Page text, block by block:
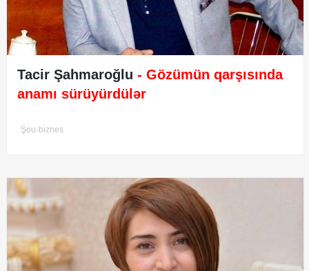
Tacir Şahmaroğlu - Gözümün qarşısında
anamı sürüyürdülər
Şou-biznes